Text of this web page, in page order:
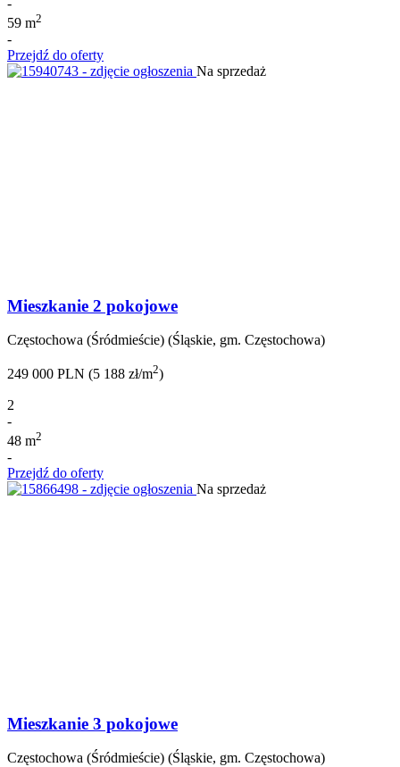
59 m2
-
Przejdź do oferty
Na sprzedaż
Mieszkanie 2 pokojowe
Częstochowa (Śródmieście) (Śląskie, gm. Częstochowa)
249 000 PLN (5 188 zł/m2)
2
-
48 m2
-
Przejdź do oferty
Na sprzedaż
Mieszkanie 3 pokojowe
Częstochowa (Śródmieście) (Śląskie, gm. Częstochowa)